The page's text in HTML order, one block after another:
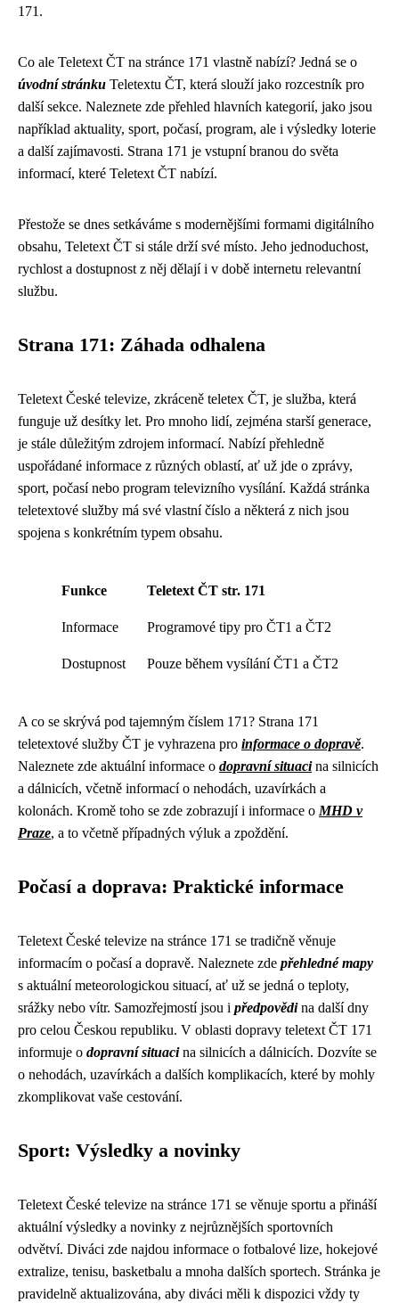
171.
Co ale Teletext ČT na stránce 171 vlastně nabízí? Jedná se o
úvodní stránku Teletextu ČT, která slouží jako rozcestník pro
další sekce. Naleznete zde přehled hlavních kategorií, jako jsou
například aktuality, sport, počasí, program, ale i výsledky loterie
a další zajímavosti. Strana 171 je vstupní branou do světa
informací, které Teletext ČT nabízí.
Přestože se dnes setkáváme s modernějšími formami digitálního
obsahu, Teletext ČT si stále drží své místo. Jeho jednoduchost,
rychlost a dostupnost z něj dělají i v době internetu relevantní
službu.
Strana 171: Záhada odhalena
Teletext České televize, zkráceně teletex ČT, je služba, která
funguje už desítky let. Pro mnoho lidí, zejména starší generace,
je stále důležitým zdrojem informací. Nabízí přehledně
uspořádané informace z různých oblastí, ať už jde o zprávy,
sport, počasí nebo program televizního vysílání. Každá stránka
teletextové služby má své vlastní číslo a některá z nich jsou
spojena s konkrétním typem obsahu.
Funkce Teletext ČT str. 171
Informace Programové tipy pro ČT1 a ČT2
Dostupnost Pouze během vysílání ČT1 a ČT2
A co se skrývá pod tajemným číslem 171? Strana 171
teletextové služby ČT je vyhrazena pro informace o dopravě.
Naleznete zde aktuální informace o dopravní situacina silnicích
a dálnicích, včetně informací o nehodách, uzavírkách a
kolonách. Kromě toho se zde zobrazují i informace o MHD v
Praze, a to včetně případných výluk a zpoždění.
Počasí a doprava: Praktické informace
Teletext České televize na stránce 171 se tradičně věnuje
informacím o počasí a dopravě. Naleznete zde přehledné mapy
s aktuální meteorologickou situací, ať už se jedná o teploty,
srážky nebo vítr. Samozřejmostí jsou i předpovědina další dny
pro celou Českou republiku. V oblasti dopravy teletext ČT 171
informuje o dopravní situacina silnicích a dálnicích. Dozvíte se
o nehodách, uzavírkách a dalších komplikacích, které by mohly
zkomplikovat vaše cestování.
Sport: Výsledky a novinky
Teletext České televize na stránce 171 se věnuje sportu a přináší
aktuální výsledky a novinky z nejrůznějších sportovních
odvětví. Diváci zde najdou informace o fotbalové lize, hokejové
extralize, tenisu, basketbalu a mnoha dalších sportech. Stránka je
pravidelně aktualizována, aby diváci měli k dispozici vždy ty